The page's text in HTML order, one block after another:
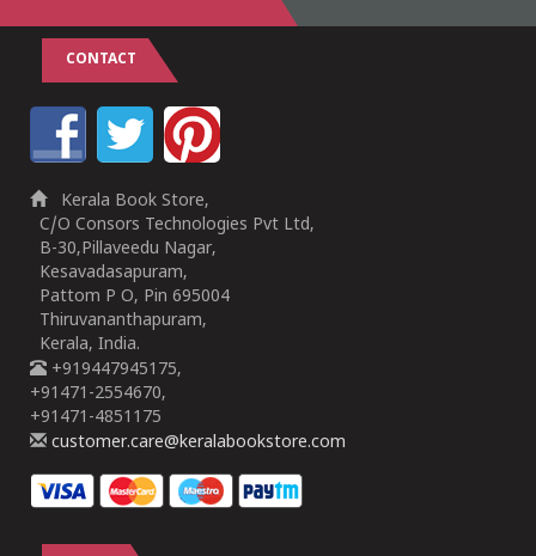
CONTACT
Kerala Book Store,
C/O Consors Technologies Pvt Ltd,
B-30,Pillaveedu Nagar,
Kesavadasapuram,
Pattom P O, Pin 695004
Thiruvananthapuram,
Kerala, India.
+919447945175,
+91471-2554670,
+91471-4851175
customer.care@keralabookstore.com